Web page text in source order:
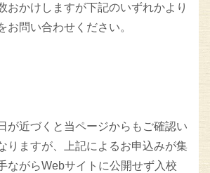
おかけしますが下記のいずれかより
お問い合わせください。
が近づくと当ページからもご確認い
りますが、上記によるお申込みが集
ながらWebサイトに公開せず入校